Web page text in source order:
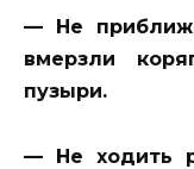
— Не
вмерзли
пузыри.
— Не ходить